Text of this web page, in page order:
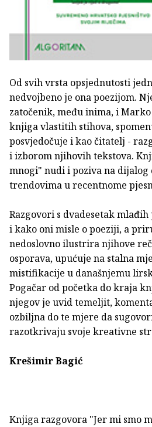
Od svih vrsta opsjednutosti
nedvojbeno je ona poezijom.
zatočenik, među inima, i
knjiga vlastitih stihova,
posvjedočuje i kao čitatelj -
i izborom njihovih tekstova.
mnogi" nudi i poziva na dijalog
trendovima u recentnome
Razgovori s dvadesetak
i kako oni misle o poeziji, a
nedoslovno ilustrira njihove
osporava, upućuje na stalna
mistifikacije u današnjemu
Pogačar od početka do kraja
njegov je uvid temeljit,
ozbiljna do te mjere da
razotkrivaju svoje kreativne
Krešimir Bagić
Knjiga razgovora "Jer mi smo